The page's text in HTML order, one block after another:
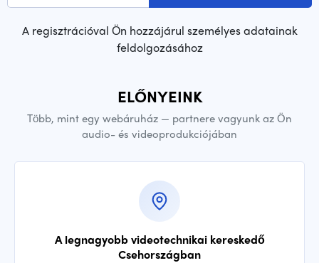
A regisztrációval Ön hozzájárul személyes adatainak
feldolgozásához
ELŐNYEINK
Több, mint egy webáruház — partnere vagyunk az Ön
audio- és videoprodukciójában
A legnagyobb videotechnikai kereskedő
Csehországban